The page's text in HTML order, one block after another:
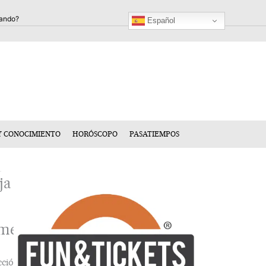
Español
CONOCIMIENTO HORÓSCOPO PASATIEMPOS